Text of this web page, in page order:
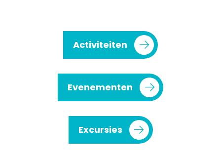
Activiteiten
Evenementen
Excursies